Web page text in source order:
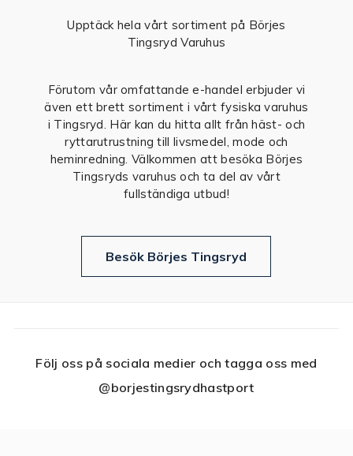
Upptäck hela vårt sortiment på Börjes
Tingsryd Varuhus
Förutom vår omfattande e-handel erbjuder vi
även ett brett sortiment i vårt fysiska varuhus
i Tingsryd. Här kan du hitta allt från häst- och
ryttarutrustning till livsmedel, mode och
heminredning. Välkommen att besöka Börjes
Tingsryds varuhus och ta del av vårt
fullständiga utbud!
Besök Börjes Tingsryd
Följ oss på sociala medier och tagga oss med
@borjestingsrydhastport